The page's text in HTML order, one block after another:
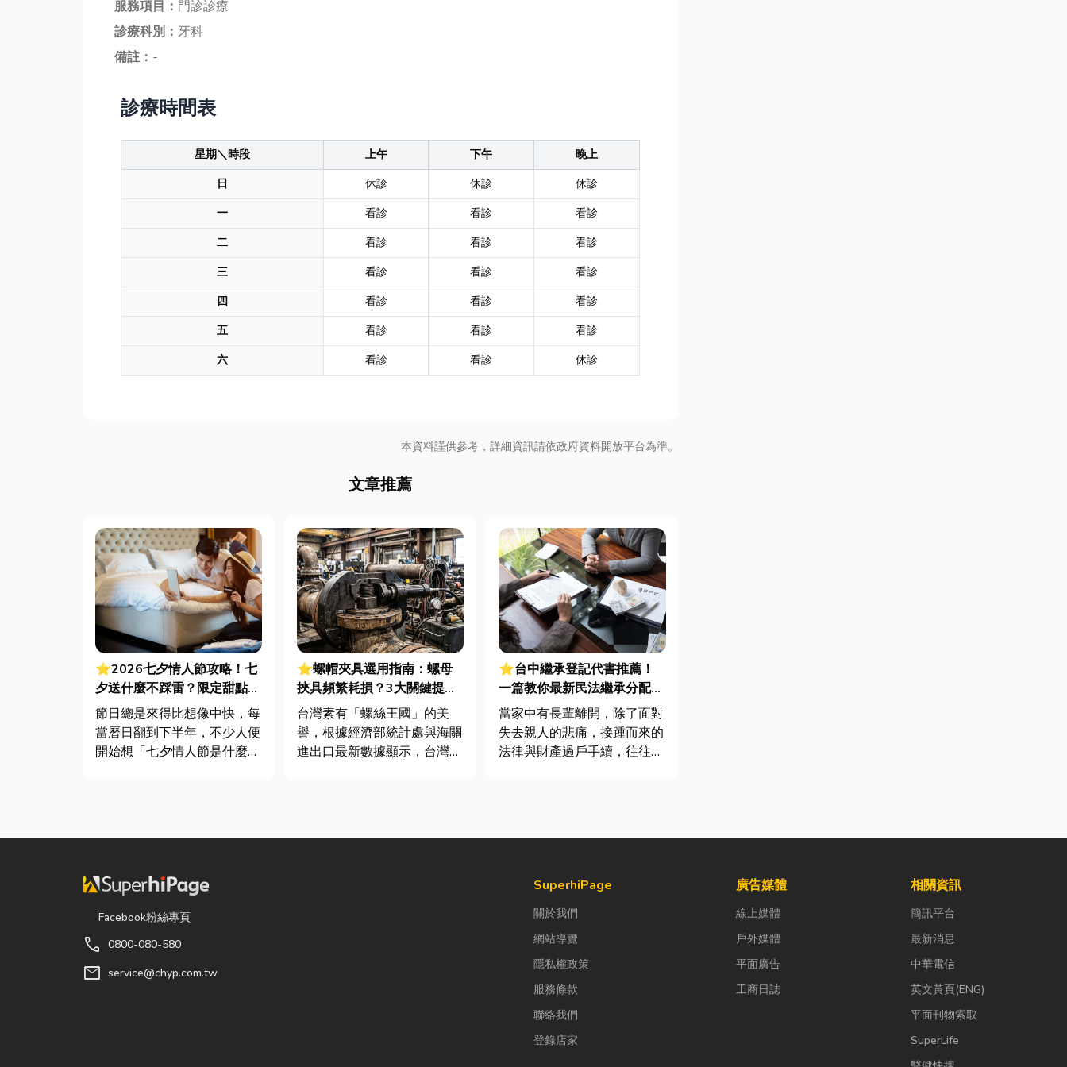
服務項目： 門診診療
診療科別： 牙科
備註： -
診療時間表
星期＼時段 上午 下午
晚上
日
休診 休診
休診
一
看診 看診
看診
二
看診 看診
看診
三
看診 看診
看診
四
看診 看診
看診
五
看診 看診
看診
六
看診 看診 休診
本資料謹供參考，詳細資訊請依政府資料開放平台為準。
文章推薦
⭐2026七夕情人節攻略！七
夕送什麼不踩雷？限定甜點哪
裡買？台中甜點推薦一次看！
節日總是來得比想像中快，每
當曆日翻到下半年，不少人便
開始想「七夕情人節是什麼時
「七夕情...
⭐螺帽夾具選用指南：螺母
挾具頻繁耗損？3大關鍵提升
扣件成型良率與壽命
台灣素有「螺絲王國」的美
譽，根據經濟部統計處與海關
進出口最新數據顯示，台灣扣
⭐台中繼承登記代書推薦！
一篇教你最新民法繼承分配怎
麼算？地政士解析辦理流程、
費用與避坑指南！
當家中有長輩離開，除了面對
失去親人的悲痛，接踵而來的
法律與財產過戶手續，往往讓
產分配，到底...
Facebook粉絲專頁
call 0800-080-580
mail service@chyp.com.tw
SuperhiPage
關於我們
網站導覽
隱私權政策
服務條款
聯絡我們
登錄店家
廣告媒體
線上媒體
戶外媒體
平面廣告
工商日誌
相關資訊
簡訊平台
最新消息
中華電信
英文黃頁(ENG)
平面刊物索取
SuperLife